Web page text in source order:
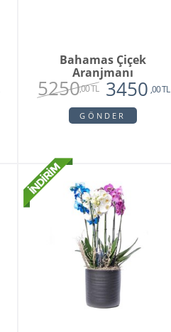
Bahamas Çiçek
Aranjmanı
5250,00 TL 3450 ,00 TL
GÖNDER